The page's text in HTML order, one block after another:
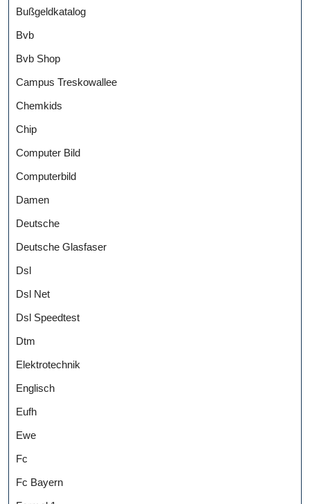
Bußgeldkatalog
Bvb
Bvb Shop
Campus Treskowallee
Chemkids
Chip
Computer Bild
Computerbild
Damen
Deutsche
Deutsche Glasfaser
Dsl
Dsl Net
Dsl Speedtest
Dtm
Elektrotechnik
Englisch
Eufh
Ewe
Fc
Fc Bayern